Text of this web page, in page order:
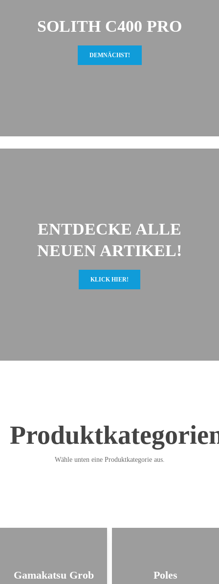
SOLITH C400 PRO
DEMNÄCHST!
ENTDECKE ALLE
NEUEN ARTIKEL!
KLICK HIER!
Wähle unten eine Produktkategorie aus.
Gamakatsu Grob Poles